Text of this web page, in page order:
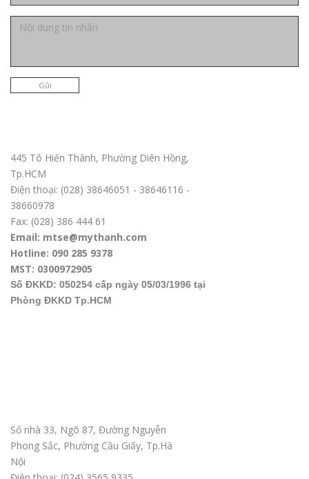
Gửi
445 Tô Hiến Thành, Phường Diên Hồng,
Tp.HCM
Điện thoại: (028) 38646051 - 38646116 -
38660978
Fax: (028) 386 444 61
Email: mtse@mythanh.com
Hotline: 090 285 9378
MST: 0300972905
Số ĐKKD: 050254 cấp ngày 05/03/1996 tại
Phòng ĐKKD Tp.HCM
Số nhà 33, Ngõ 87, Đường Nguyễn
Phong Sắc, Phường Cầu Giấy, Tp.Hà
Nội